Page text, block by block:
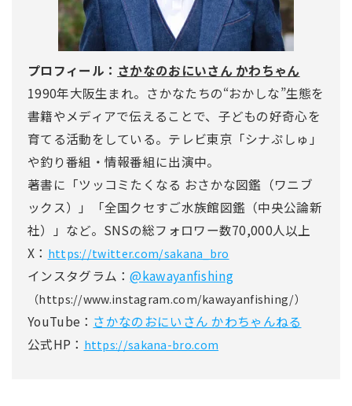
プロフィール： さかなのおにいさん かわちゃん
1990年大阪生まれ。さかなたちの“おかしな”生態を
書籍やメディアで伝えることで、子どもの好奇心を
育てる活動をしている。テレビ東京「シナぷしゅ」
や釣り番組・情報番組に出演中。
著書に「ツッコミたくなる おさかな図鑑（ワニブ
ックス）」「全国クセすご水族館図鑑（中央公論新
社）」など。SNSの総フォロワー数70,000人以上
X： https://twitter.com/sakana_bro
インスタグラム：@kawayanfishing
（https://www.instagram.com/kawayanfishing/）
YouTube： さかなのおにいさん かわちゃんねる
公式HP： https://sakana-bro.com